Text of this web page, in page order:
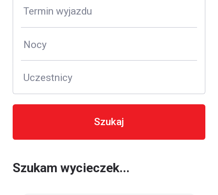
Termin wyjazdu
Nocy
Uczestnicy
Szukaj
Szukam wycieczek...